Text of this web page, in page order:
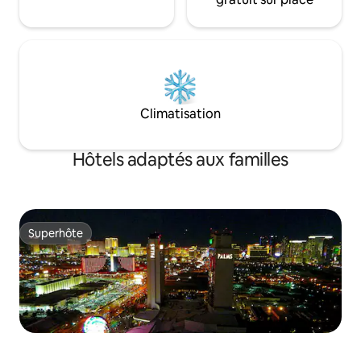
Climatisation
Hôtels adaptés aux familles
Superhôte
Superhôte